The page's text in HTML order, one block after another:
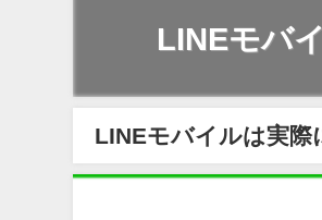
LINEモバ
LINEモバイルは実際